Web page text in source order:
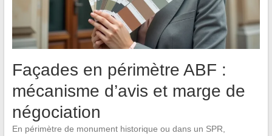
Façades en périmètre ABF :
mécanisme d’avis et marge de
négociation
En périmètre de monument historique ou dans un SPR,